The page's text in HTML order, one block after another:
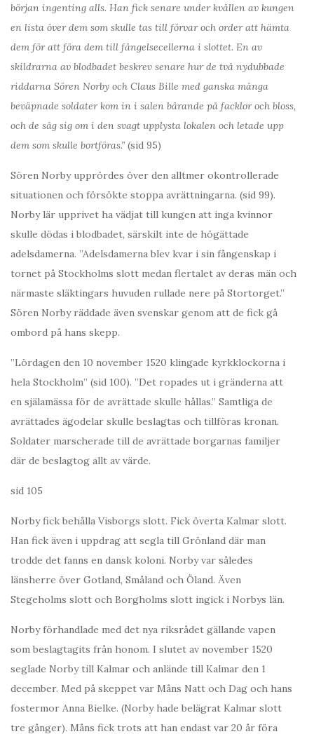
början ingenting alls. Han fick senare under kvällen av kungen
en lista över dem som skulle tas till förvar och order att hämta
dem för att föra dem till fängelsecellerna i slottet. En av
skildrarna av blodbadet beskrev senare hur de två nydubbade
riddarna Sören Norby och Claus Bille med ganska många
beväpnade soldater kom in i salen bärande på facklor och bloss,
och de såg sig om i den svagt upplysta lokalen och letade upp
dem som skulle bortföras.” (sid 95)
Sören Norby upprördes över den alltmer okontrollerade
situationen och försökte stoppa avrättningarna. (sid 99).
Norby lär upprivet ha vädjat till kungen att inga kvinnor
skulle dödas i blodbadet, särskilt inte de högättade
adelsdamerna. ”Adelsdamerna blev kvar i sin fångenskap i
tornet på Stockholms slott medan flertalet av deras män och
närmaste släktingars huvuden rullade nere på Stortorget.”
Sören Norby räddade även svenskar genom att de fick gå
ombord på hans skepp.
”Lördagen den 10 november 1520 klingade kyrkklockorna i
hela Stockholm” (sid 100). ”Det ropades ut i gränderna att
en själamässa för de avrättade skulle hållas.” Samtliga de
avrättades ägodelar skulle beslagtas och tillföras kronan.
Soldater marscherade till de avrättade borgarnas familjer
där de beslagtog allt av värde.
sid 105
Norby fick behålla Visborgs slott. Fick överta Kalmar slott.
Han fick även i uppdrag att segla till Grönland där man
trodde det fanns en dansk koloni. Norby var således
länsherre över Gotland, Småland och Öland. Även
Stegeholms slott och Borgholms slott ingick i Norbys län.
Norby förhandlade med det nya riksrådet gällande vapen
som beslagtagits från honom. I slutet av november 1520
seglade Norby till Kalmar och anlände till Kalmar den 1
december. Med på skeppet var Måns Natt och Dag och hans
fostermor Anna Bielke. (Norby hade belägrat Kalmar slott
tre gånger). Måns fick trots att han endast var 20 år föra